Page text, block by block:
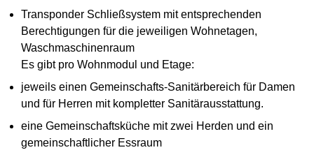
Transponder Schließsystem mit entsprechenden
Berechtigungen für die jeweiligen Wohnetagen,
Waschmaschinenraum
Es gibt pro Wohnmodul und Etage:
jeweils einen Gemeinschafts-Sanitärbereich für Damen
und für Herren mit kompletter Sanitärausstattung.
eine Gemeinschaftsküche mit zwei Herden und ein
gemeinschaftlicher Essraum